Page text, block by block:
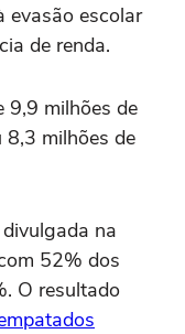
evasão escolar
de renda.
9,9 milhões de
milhões de
na
52% dos
O resultado